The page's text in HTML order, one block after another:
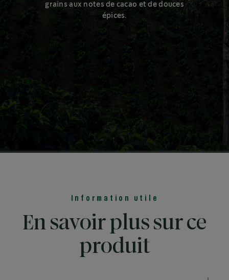
grains aux notes de cacao et de douces
épices.
Information utile
En savoir plus sur ce
produit